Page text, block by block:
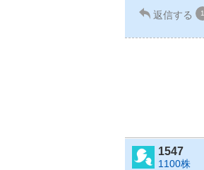
返信する 1
1547
1100株